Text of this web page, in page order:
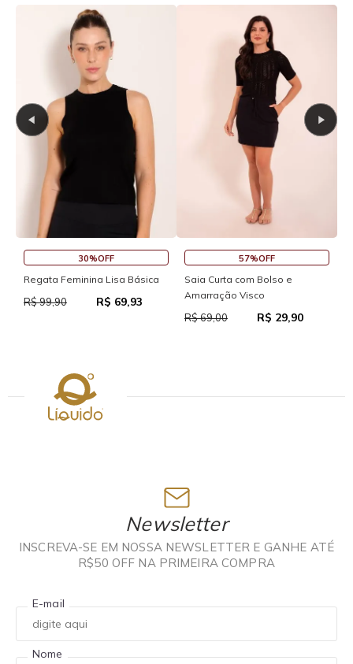
30%OFF
Regata Feminina Lisa Básica
R$ 99,90 R$ 69,93
57%OFF
Saia Curta com Bolso e
Amarração Visco
R$ 69,00 R$ 29,90
Newsletter
INSCREVA-SE EM NOSSA NEWSLETTER E GANHE ATÉ
R$50 OFF NA PRIMEIRA COMPRA
E-mail
Nome